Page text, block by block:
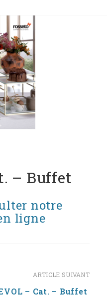
– Buffet
notre
ligne
ARTICLE SUIVANT
– Cat. – Buffet